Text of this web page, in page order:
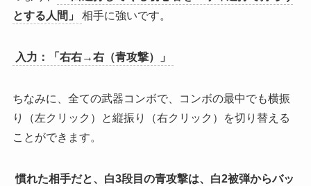
とする人間」
相手に強いです。
入力：「右右→右（青攻撃）」
ちなみに、全ての武器コンボで、コンボの最中でも横振
り（左クリック）と縦振り（右クリック）を切り替える
ことができます。
慣れた相手だと、白3段目の青攻撃は、白2被弾からバッ